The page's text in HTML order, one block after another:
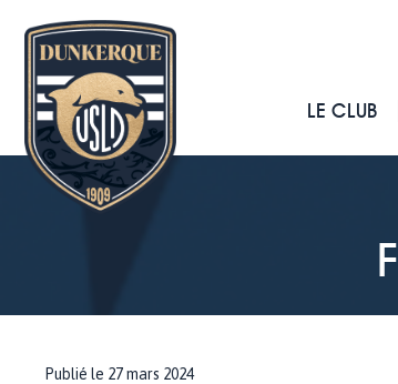
LE CLUB
Publié le 27 mars 2024